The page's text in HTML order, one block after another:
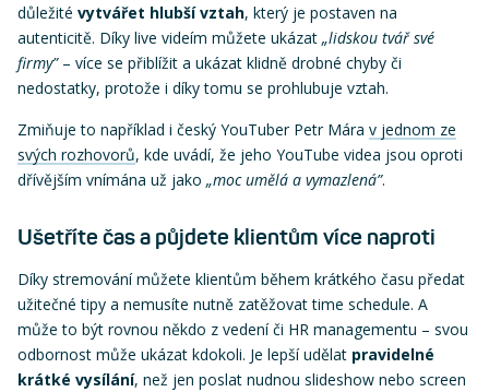
důležité vytvářet hlubší vztah, který je postaven na
autenticitě. Díky live videím můžete ukázat „lidskou tvář své
firmy”– více se přiblížit a ukázat klidně drobné chyby či
nedostatky, protože i díky tomu se prohlubuje vztah.
Zmiňuje to například i český YouTuber Petr Mára v jednom ze
svých rozhovorů, kde uvádí, že jeho YouTube videa jsou oproti
dřívějším vnímána už jako „moc umělá a vymazlená”.
Ušetříte čas a půjdete klientům více naproti
Díky stremování můžete klientům během krátkého času předat
užitečné tipy a nemusíte nutně zatěžovat time schedule. A
může to být rovnou někdo z vedení či HR managementu – svou
odbornost může ukázat kdokoli. Je lepší udělat pravidelné
krátké vysílání, než jen poslat nudnou slideshow nebo screen